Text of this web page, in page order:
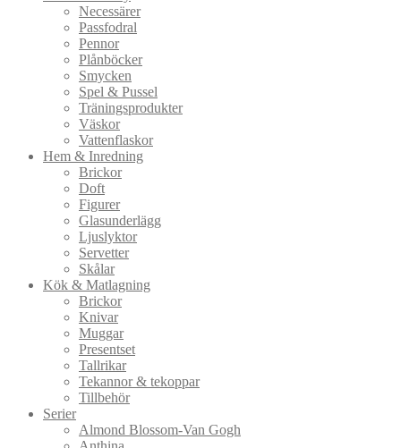
Necessärer
Passfodral
Pennor
Plånböcker
Smycken
Spel & Pussel
Träningsprodukter
Väskor
Vattenflaskor
Hem & Inredning
Brickor
Doft
Figurer
Glasunderlägg
Ljuslyktor
Servetter
Skålar
Kök & Matlagning
Brickor
Knivar
Muggar
Presentset
Tallrikar
Tekannor & tekoppar
Tillbehör
Serier
Almond Blossom-Van Gogh